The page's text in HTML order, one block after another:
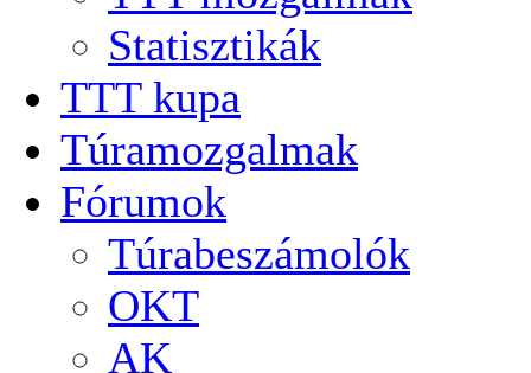
Statisztikák
TTT kupa
Túramozgalmak
Fórumok
Túrabeszámolók
OKT
AK